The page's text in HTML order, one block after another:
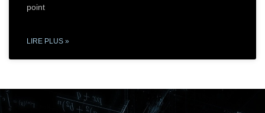
point
LIRE PLUS »